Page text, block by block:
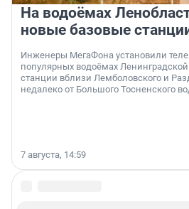
На водоёмах
новые базовые
Инженеры МегаФона установили
популярных водоёмах
станции вблизи Лемболовского и
недалеко от Большого Тосненского
7 августа, 14:59